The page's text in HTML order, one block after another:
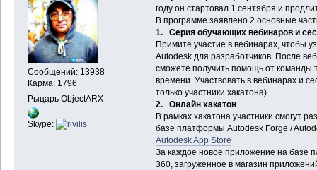
Сообщений: 13938
Карма: 1796
Рыцарь ObjectARX
Skype:
году он стартовал 1 сентября и
В программе заявлено 2 основные
1. Серия обучающих вебинаров и
Примите участие в вебинарах, чтобы
Autodesk для разработчиков. После
сможете получить помощь от команды
времени. Участвовать в вебинарах и
только участники хакатона).
2. Онлайн хакатон
В рамках хакатона участники смогут
базе платформы Autodesk Forge /
Autodesk App Store
За каждое новое приложение на базе
360, загруженное в магазин